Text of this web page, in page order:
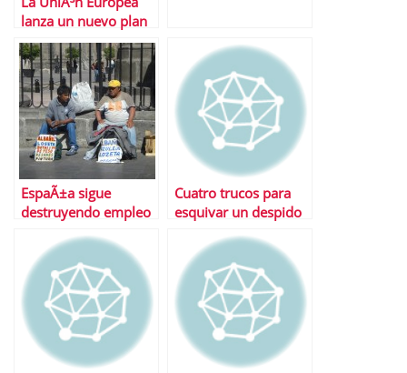
lanza un nuevo plan
de empleo
EspaÃ±a sigue
destruyendo empleo
crisis
Cuatro trucos para
esquivar un despido